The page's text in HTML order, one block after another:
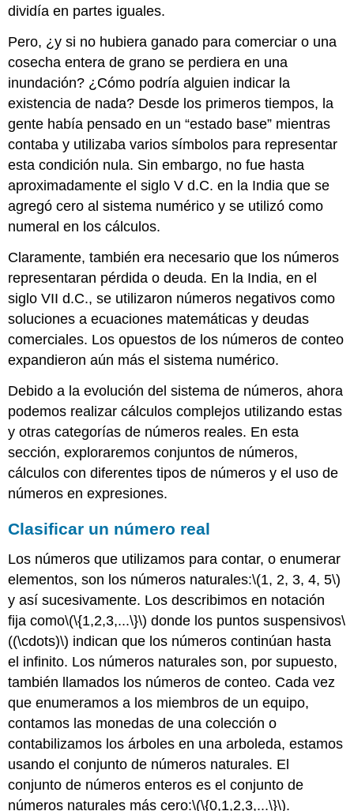
dividía en partes iguales.
Pero, ¿y si no hubiera ganado para comerciar o una
cosecha entera de grano se perdiera en una
inundación? ¿Cómo podría alguien indicar la
existencia de nada? Desde los primeros tiempos, la
gente había pensado en un “estado base” mientras
contaba y utilizaba varios símbolos para representar
esta condición nula. Sin embargo, no fue hasta
aproximadamente el siglo V d.C. en la India que se
agregó cero al sistema numérico y se utilizó como
numeral en los cálculos.
Claramente, también era necesario que los números
representaran pérdida o deuda. En la India, en el
siglo VII d.C., se utilizaron números negativos como
soluciones a ecuaciones matemáticas y deudas
comerciales. Los opuestos de los números de conteo
expandieron aún más el sistema numérico.
Debido a la evolución del sistema de números, ahora
podemos realizar cálculos complejos utilizando estas
y otras categorías de números reales. En esta
sección, exploraremos conjuntos de números,
cálculos con diferentes tipos de números y el uso de
números en expresiones.
Clasificar un número real
Los números que utilizamos para contar, o enumerar
elementos, son los números naturales:\(1, 2, 3, 4, 5\)
y así sucesivamente. Los describimos en notación
fija como\(\{1,2,3,...\}\) donde los puntos suspensivos\
((\cdots)\) indican que los números continúan hasta
el infinito. Los números naturales son, por supuesto,
también llamados los números de conteo. Cada vez
que enumeramos a los miembros de un equipo,
contamos las monedas de una colección o
contabilizamos los árboles en una arboleda, estamos
usando el conjunto de números naturales. El
conjunto de números enteros es el conjunto de
números naturales más cero:\(\{0,1,2,3,...\}\).